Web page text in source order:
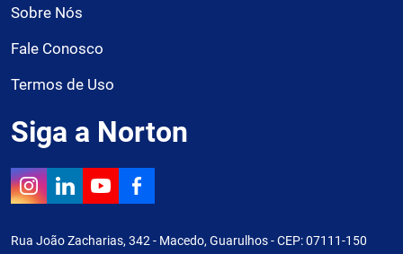
Sobre Nós
Fale Conosco
Termos de Uso
Siga a Norton
Rua João Zacharias, 342 - Macedo, Guarulhos - CEP: 07111-150